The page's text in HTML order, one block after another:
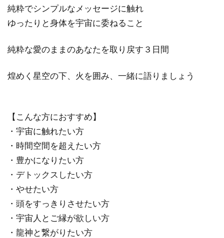
純粋でシンプルなメッセージに触れ
ゆったりと身体を宇宙に委ねること
純粋な愛のままのあなたを取り戻す３日間
煌めく星空の下、火を囲み、一緒に語りましょう
【こんな方におすすめ】
・宇宙に触れたい方
・時間空間を超えたい方
・豊かになりたい方
・デトックスしたい方
・やせたい方
・頭をすっきりさせたい方
・宇宙人とご縁が欲しい方
・龍神と繋がりたい方